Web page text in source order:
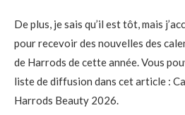
De plus, je sais qu’il est tôt, mais
pour recevoir des nouvelles des
de Harrods de cette année. Vous
liste de diffusion dans cet article :
Harrods Beauty 2026.